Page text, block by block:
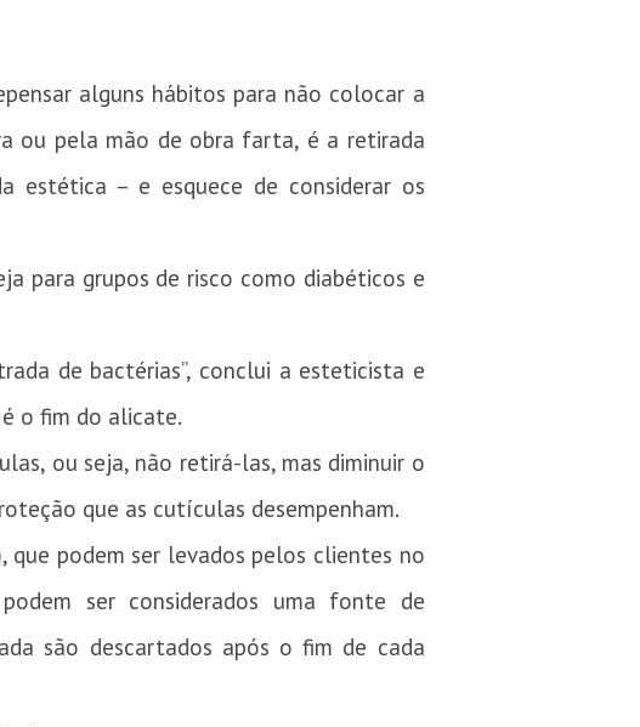
alguns hábitos para não colocar a
ou pela mão de obra farta, é a retirada
estética – e esquece de considerar os
para grupos de risco como diabéticos e
de bactérias”, conclui a esteticista e
o fim do alicate.
ou seja, não retirá-las, mas diminuir o
que as cutículas desempenham.
que podem ser levados pelos clientes no
ser considerados uma fonte de
são descartados após o fim de cada